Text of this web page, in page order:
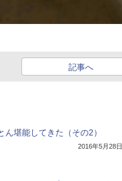
記事へ
堪能してきた（その2）
2016年5月28日